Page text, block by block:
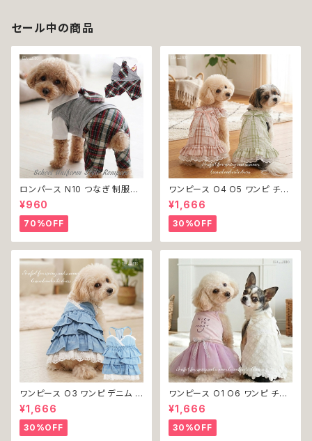
セール中の商品
ロンパース N10 つなぎ 制服風
チェック柄 グレー 灰色 コスチュ
ーム コスプレ ドッグウェア dog
犬 猫 ペット 服 犬服 洋服 オシ
ャレ かわいい 小型犬 返品交換
不可
¥960
70%OFF
ワンピース O4 O5 ワンピ チェ
ック プリーツ レース 女の子 犬
犬服 小型 猫 服 洋服 ペット do
g ドッグウェア おしゃれ かわい
い 返品交換不可
¥1,666
30%OFF
ワンピース O3 ワンピ デニム プ
リーツ レース 女の子 犬 犬服
小型 猫 服 洋服 ペット dog ド
ッグウェア おしゃれ かわいい 返
品交換不可
¥1,666
30%OFF
ワンピース O1 O6 ワンピ チュ
ール レース 花 フラワー 女の子
犬 犬服 小型 猫 服 洋服 ペット
dog ドッグウェア おしゃれ かわ
いい 返品交換不可
¥1,666
30%OFF